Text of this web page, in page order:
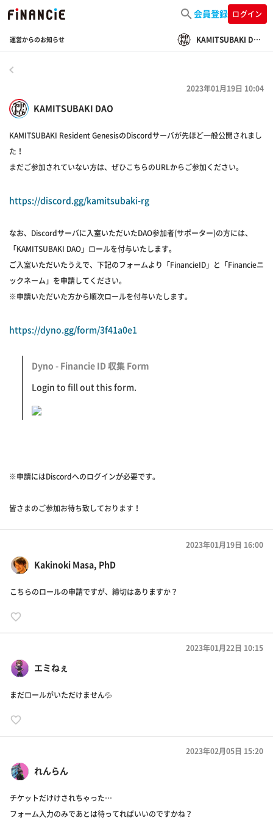
会員登録 ログイン
運営からのお知らせ KAMITSUBAKI DAO
KAMITSUBAKI DAO
2023年01月19日 10:04
KAMITSUBAKI Resident GenesisのDiscordサーバが先ほど一般公開されまし
た！
まだご参加されていない方は、ぜひこちらのURLからご参加ください。
https://discord.gg/kamitsubaki-rg
なお、Discordサーバに入室いただいたDAO参加者(サポーター)の方には、
「KAMITSUBAKI DAO」ロールを付与いたします。
ご入室いただいたうえで、下記のフォームより「FinancieID」と「Financieニ
ックネーム」を申請してください。
※申請いただいた方から順次ロールを付与いたします。
https://dyno.gg/form/3f41a0e1
Dyno - Financie ID 収集 Form
Login to fill out this form.
※申請にはDiscordへのログインが必要です。
皆さまのご参加お待ち致しております！
Kakinoki Masa, PhD
2023年01月19日 16:00
こちらのロールの申請ですが、締切はありますか？
エミねぇ
2023年01月22日 10:15
まだロールがいただけません💦
れんらん
2023年02月05日 15:20
チケットだけけされちゃった…
フォーム入力のみであとは待ってればいいのですかね？